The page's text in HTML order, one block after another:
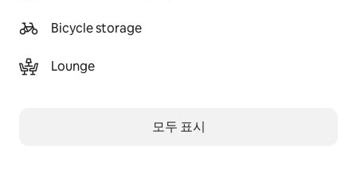
Bicycle storage
Lounge
모두 표시